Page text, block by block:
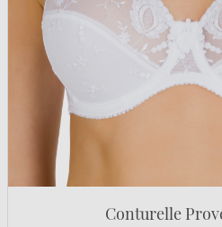
Conturelle